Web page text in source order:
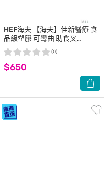
HEF海夫 【海夫】佳新醫療 食
品級塑膠 可彎曲 助食叉
(JXAP-002)
$650
(0)